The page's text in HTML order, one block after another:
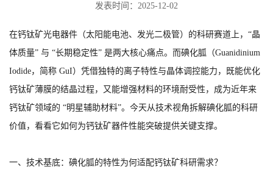
发表时间：2025-12-02
在钙钛矿光电器件（太阳能电池、发光二极管）的科研赛道上，“晶
体质量” 与 “长期稳定性” 是两大核心痛点。而碘化胍（Guanidinium
Iodide，简称 GuI）凭借独特的离子特性与晶体调控能力，既能优化
钙钛矿薄膜的结晶过程，又能增强材料的环境耐受性，成为近年来
钙钛矿领域的 “明星辅助材料”。今天从技术视角拆解碘化胍的科研
价值，看看它如何为钙钛矿器件性能突破提供关键支撑。
一、技术基底：碘化胍的特性为何适配钙钛矿科研需求？